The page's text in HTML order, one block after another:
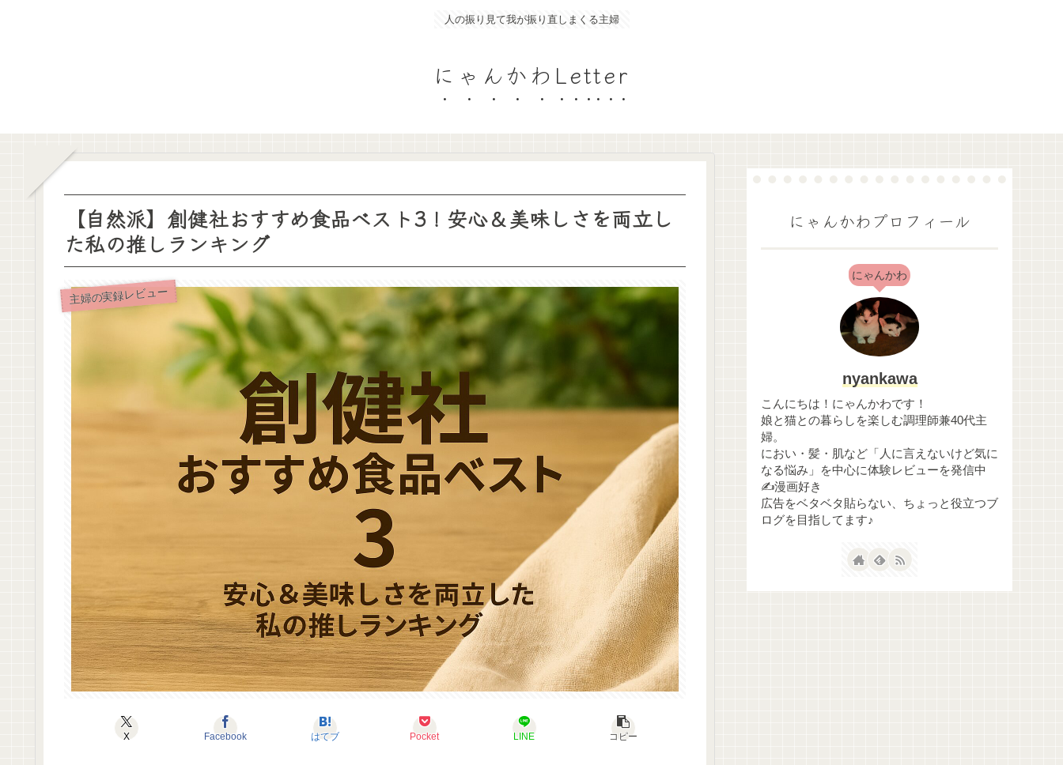
人の振り見て我が振り直しまくる主婦
にゃんかわLetter
【自然派】創健社おすすめ食品ベスト3！安心＆美味しさを両立し
た私の推しランキング
主婦の実録レビュー
X Facebook はてブ Pocket LINE コピー
にゃんかわプロフィール
にゃんかわ
nyankawa
こんにちは！にゃんかわです！
娘と猫との暮らしを楽しむ調理師兼40代主
婦。
におい・髪・肌など「人に言えないけど気に
なる悩み」を中心に体験レビューを発信中
✍️漫画好き
広告をベタベタ貼らない、ちょっと役立つブ
ログを目指してます♪